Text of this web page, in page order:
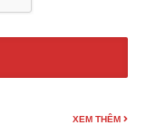
XEM THÊM